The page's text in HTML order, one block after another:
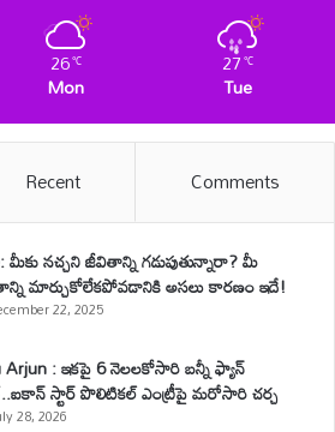
26℃
Mon
27℃
Tue
Recent Comments
మీకు నచ్చని జీవితాన్ని గడుపుతున్నారా? మీ
మార్చుకోలేకపోవడానికి అసలు కారణం ఇదే!
22, 2025
Arjun : ఇకపై 6 నెలలకోసారి బన్నీ ఫ్యాన్
స్టార్ పొలిటికల్ ఎంట్రీపై మరోసారి చర్చ
28, 2026